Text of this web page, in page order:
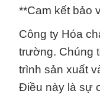
**Cam kết bảo
Công ty Hóa
trường. Chúng
trình sản xuất
Điều này là sự